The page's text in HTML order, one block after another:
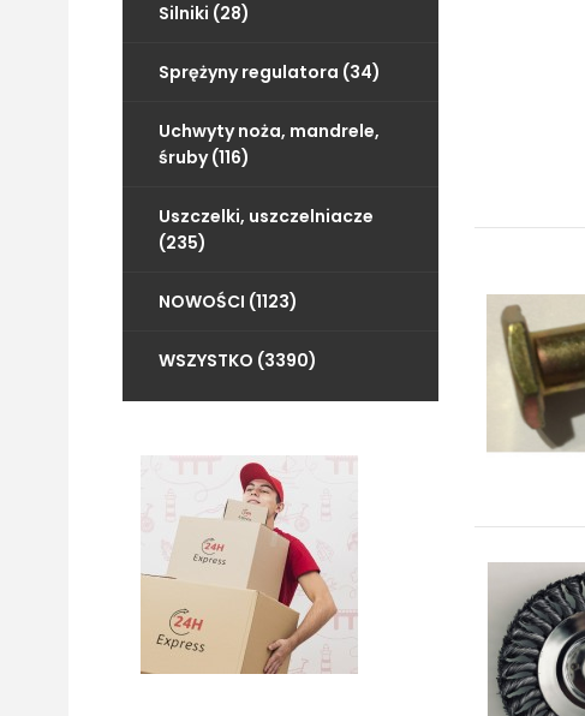
Silniki (28)
Sprężyny regulatora (34)
Uchwyty noża, mandrele,
śruby (116)
Uszczelki, uszczelniacze
(235)
NOWOŚCI (1123)
WSZYSTKO (3390)